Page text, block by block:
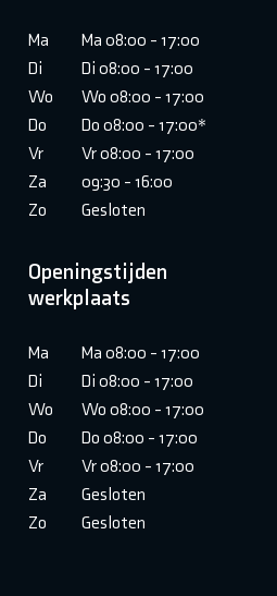
Ma
Ma 08:00 - 17:00
Di
Di 08:00 - 17:00
Wo
Wo 08:00 - 17:00
Do
Do 08:00 - 17:00*
Vr
Vr 08:00 - 17:00
Za
09:30 - 16:00
Zo
Gesloten
Openingstijden
werkplaats
Ma
Ma 08:00 - 17:00
Di
Di 08:00 - 17:00
Wo
Wo 08:00 - 17:00
Do
Do 08:00 - 17:00
Vr
Vr 08:00 - 17:00
Za
Gesloten
Zo
Gesloten